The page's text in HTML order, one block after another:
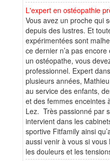
L'expert en ostéopathie
Vous avez un proche qui
depuis des lustres. Et
expérimentées sont
ce dernier n’a pas
un ostéopathe, vous
professionnel. Expert
plusieurs années,
au service des enfants,
et des femmes enceintes
Lez. Très passionné par
intervient dans les
sportive Fitfamily ainsi
aussi venir à vous si
les douleurs et les